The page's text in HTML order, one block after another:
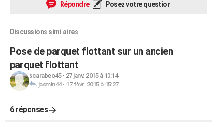
Répondre Posez votre question
Discussions similaires
Pose de parquet flottant sur un ancien
parquet flottant
scarabeo45- 27 janv. 2015 à 10:14
jasmin44- 17 févr. 2015 à 15:27
6 réponses